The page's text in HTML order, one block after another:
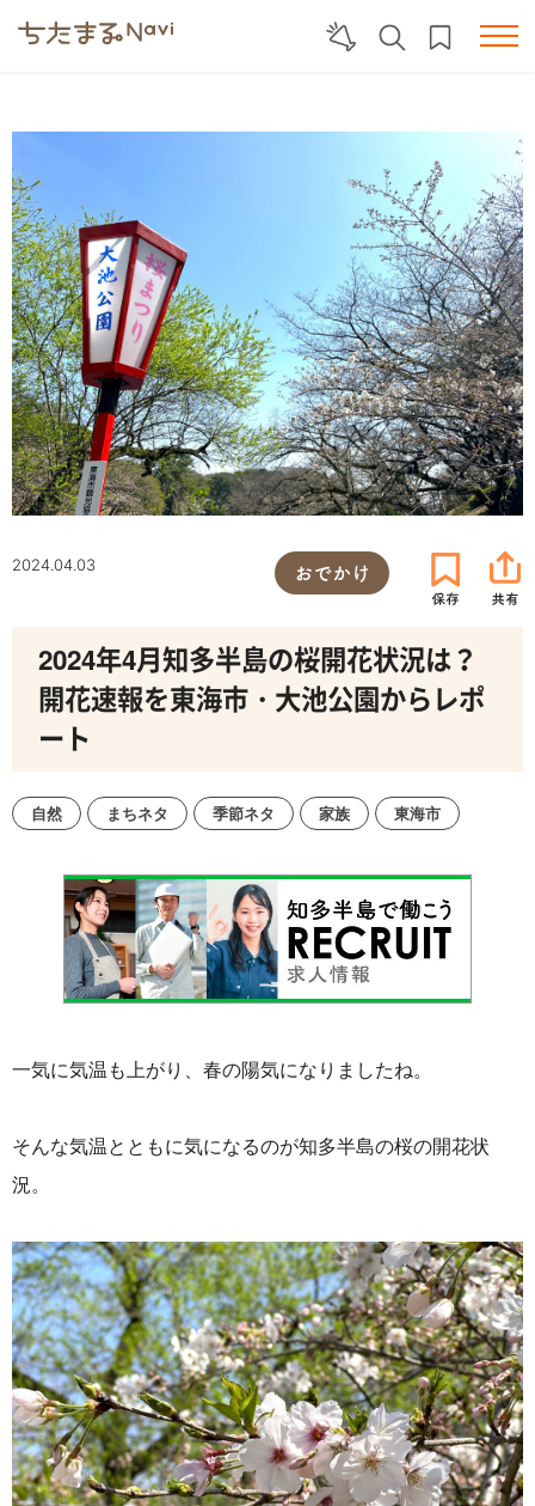
2024.04.03 おでかけ
2024年4月知多半島の桜開花状況は？
開花速報を東海市・大池公園からレポ
ート
自然 まちネタ 季節ネタ 家族 東海市
一気に気温も上がり、春の陽気になりましたね。
そんな気温とともに気になるのが知多半島の桜の開花状
況。